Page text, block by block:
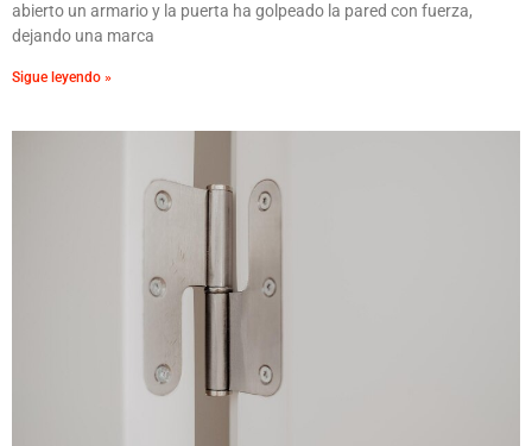
abierto un armario y la puerta ha golpeado la pared con fuerza,
dejando una marca
Sigue leyendo »